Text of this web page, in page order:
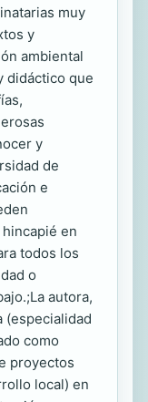
muy
y
ambiental
didáctico que
y
de
e
en
todos los
o
autora,
(especialidad
como
proyectos
local) en